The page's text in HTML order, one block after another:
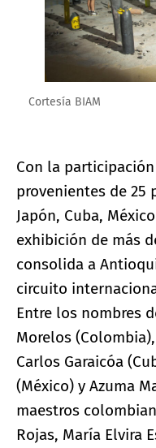
Cortesía BIAM
Con la
provenientes de 25
Japón, Cuba,
exhibición de más
consolida a
circuito
Entre los nombres
Morelos
Carlos Garaicóa
(México) y Azuma
maestros
Rojas, María Elvira